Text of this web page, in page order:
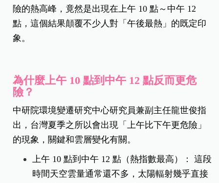
險的熱高峰，竟然是出現在上午 10 點～中午 12
點，這個結果顛覆不少人對「午後最熱」的既定印
象。
為什麼上午 10 點到中午 12 點反而更危
險？
中研院環境變遷研究中心研究員兼副主任龍世俊指
出，台灣夏季之所以會出現「上午比下午更危險」
的現象，關鍵和雲層變化有關。
上午 10 點到中午 12 點（熱指數最高）： 這段
時間天空雲量通常還不多，太陽輻射幾乎直接